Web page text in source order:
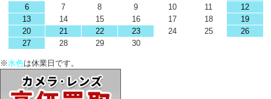
6
7 8 9 10 11
12
13
14 15 16 17 18
19
20
21 22 23 24 25
26
27
28 29 30
※水色は休業日です。